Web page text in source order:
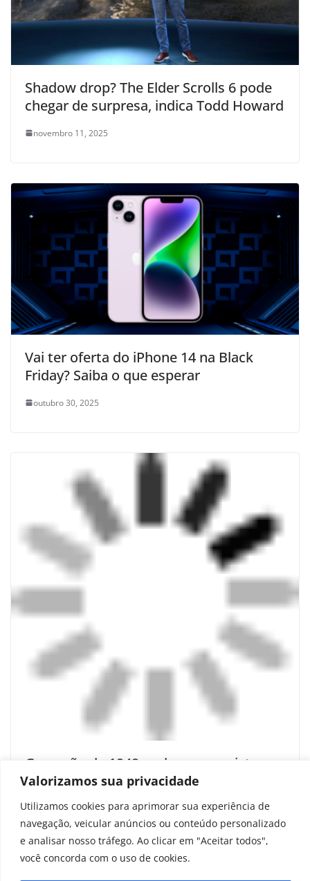
Valorizamos sua privacidade
Utilizamos cookies para aprimorar sua experiência de
navegação, veicular anúncios ou conteúdo personalizado
e analisar nosso tráfego. Ao clicar em "Aceitar todos",
você concorda com o uso de cookies.
Shadow drop? The Elder Scrolls 6 pode
chegar de surpresa, indica Todd Howard
novembro 11, 2025
Vai ter oferta do iPhone 14 na Black
Friday? Saiba o que esperar
outubro 30, 2025
Gravação de 1949 pode ser o registro
mais antigo de canto de baleia-jubarte;
veja vídeo
março 17, 2026